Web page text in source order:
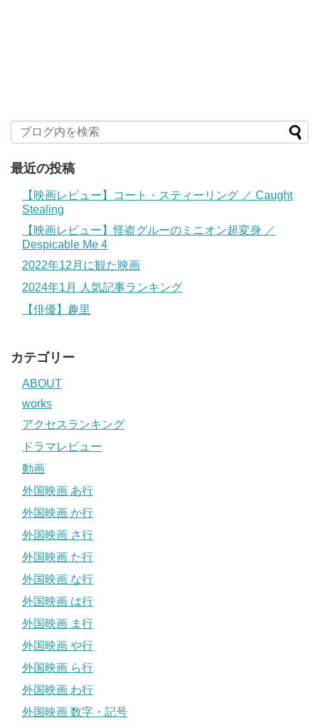
最近の投稿
【映画レビュー】コート・スティーリング ／ Caught
Stealing
【映画レビュー】怪盗グルーのミニオン超変身 ／
Despicable Me 4
2022年12月に観た映画
2024年1月 人気記事ランキング
【俳優】趣里
カテゴリー
ABOUT
works
アクセスランキング
ドラマレビュー
動画
外国映画 あ行
外国映画 か行
外国映画 さ行
外国映画 た行
外国映画 な行
外国映画 は行
外国映画 ま行
外国映画 や行
外国映画 ら行
外国映画 わ行
外国映画 数字・記号